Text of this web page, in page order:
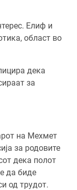
Елиф и
област во
дека
за
на Мехмет
за родовите
дека полот
да биде
од трудот.